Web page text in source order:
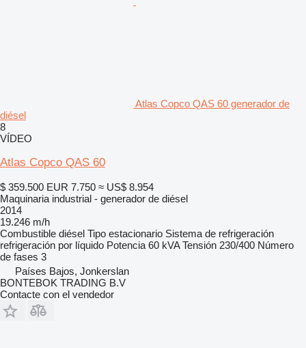
Atlas Copco QAS 60 generador de
diésel
8
VÍDEO
Atlas Copco QAS 60
$ 359.500 EUR 7.750 ≈ US$ 8.954
Maquinaria industrial - generador de diésel
2014
19.246 m/h
Combustible diésel Tipo estacionario Sistema de refrigeración
refrigeración por líquido Potencia 60 kVA Tensión 230/400 Número
de fases 3
Países Bajos, Jonkerslan
BONTEBOK TRADING B.V
Contacte con el vendedor